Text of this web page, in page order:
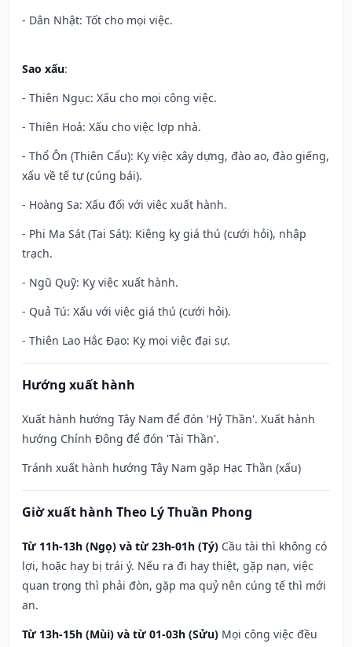
- Dân Nhật: Tốt cho mọi việc.
Sao xấu:
- Thiên Ngục: Xấu cho mọi công việc.
- Thiên Hoả: Xấu cho việc lợp nhà.
- Thổ Ôn (Thiên Cẩu): Kỵ việc xây dựng, đào ao, đào giếng,
xấu về tế tự (cúng bái).
- Hoàng Sa: Xấu đối với việc xuất hành.
- Phi Ma Sát (Tai Sát): Kiêng kỵ giá thú (cưới hỏi), nhập
trạch.
- Ngũ Quỹ: Kỵ việc xuất hành.
- Quả Tú: Xấu với việc giá thú (cưới hỏi).
- Thiên Lao Hắc Đạo: Kỵ mọi việc đại sự.
Hướng xuất hành
Xuất hành hướng Tây Nam để đón 'Hỷ Thần'. Xuất hành
hướng Chính Đông để đón 'Tài Thần'.
Tránh xuất hành hướng Tây Nam gặp Hạc Thần (xấu)
Giờ xuất hành Theo Lý Thuần Phong
Từ 11h-13h (Ngọ) và từ 23h-01h (Tý) Cầu tài thì không có
lợi, hoặc hay bị trái ý. Nếu ra đi hay thiệt, gặp nạn, việc
quan trọng thì phải đòn, gặp ma quỷ nên cúng tế thì mới
an.
Từ 13h-15h (Mùi) và từ 01-03h (Sửu) Mọi công việc đều